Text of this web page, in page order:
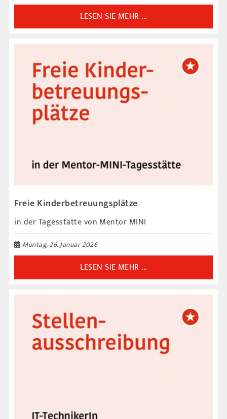
LESEN SIE MEHR ...
Freie Kinderbetreuungsplätze
in der Tagesstätte von Mentor MINI
Montag, 26. Januar 2026
LESEN SIE MEHR ...